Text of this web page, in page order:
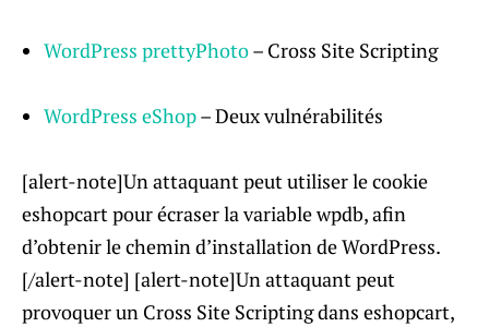
WordPress prettyPhoto– Cross Site Scripting
WordPress eShop– Deux vulnérabilités
[alert-note]Un attaquant peut utiliser le cookie
eshopcart pour écraser la variable wpdb, afin
d’obtenir le chemin d’installation de WordPress.
[/alert-note] [alert-note]Un attaquant peut
provoquer un Cross Site Scripting dans eshopcart,